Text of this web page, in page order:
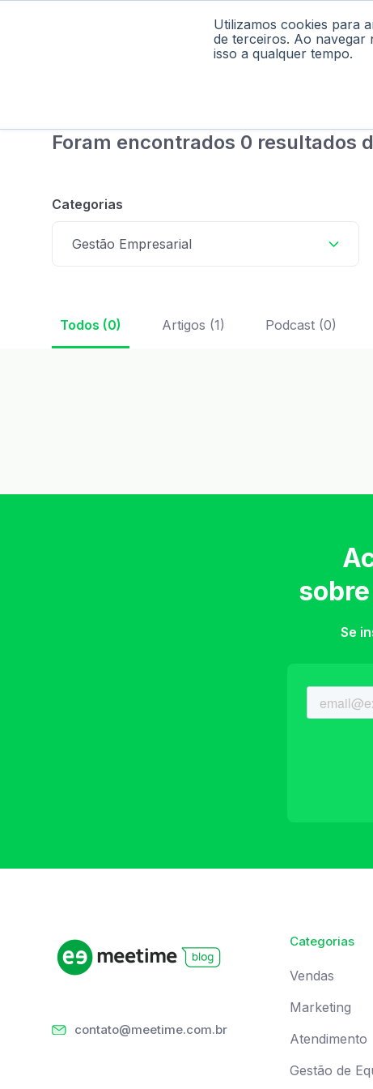
Utilizamos cookies para
de terceiros. Ao navegar
isso a qualquer tempo.
Home
Foram encontrados 0 resultados
Categorias
Gestão Empresarial
Todos (0) Artigos (1) Podcast (0)
Se
contato@meetime.com.br
Categorias
Vendas
Marketing
Atendimento
Gestão de